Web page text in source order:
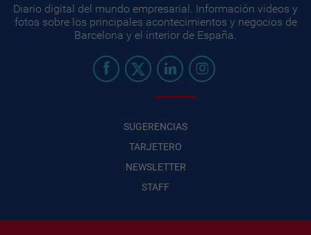
Diario digital del mundo empresarial. Información videos y
fotos sobre los principales acontecimientos y negocios de
Barcelona y el interior de España.
SUGERENCIAS
TARJETERO
NEWSLETTER
STAFF